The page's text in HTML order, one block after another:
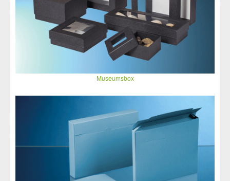
Museumsbox